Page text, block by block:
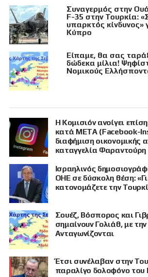
Συναγερμός στην
F-35 στην Τουρκία:
υπαρκτός κίνδυνος»
Κύπρο
Είπαμε, θα σας
δώδεκα μίλια!
Νομικούς
Η Κομισιόν ανοίγει
κατά META (Facebook-
διαφήμιση οικονομικής
καταγγελία Φαραντούρη
Ισραηλινός
ΟΗΕ σε δύσκολη θέση:
κατονομάζετε την
Σουέζ, Βόσπορος και
σημαίνουν Γολιάθ, με
Ανταγωνίζονται
Έτσι συνέλαβαν στην
παραλίγο δολοφόνο του